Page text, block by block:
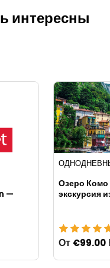
интересны
—
Озеро
экскурсия
От €99.00